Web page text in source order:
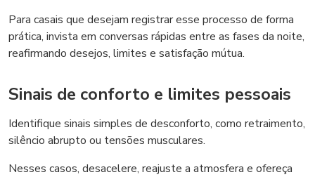
Para casais que desejam registrar esse processo de forma
prática, invista em conversas rápidas entre as fases da noite,
reafirmando desejos, limites e satisfação mútua.
Sinais de conforto e limites pessoais
Identifique sinais simples de desconforto, como retraimento,
silêncio abrupto ou tensões musculares.
Nesses casos, desacelere, reajuste a atmosfera e ofereça